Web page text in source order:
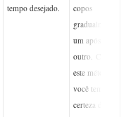
tempo desejado.
copos
gradualmente
um após o
outro.
este método,
você tem
certeza de